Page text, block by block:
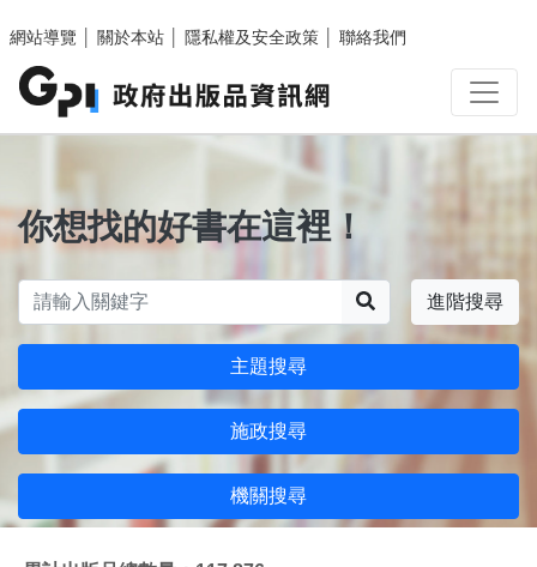
網站導覽
關於本站 隱私權及安全政策 聯絡我們
你想找的好書在這裡！
進階搜尋
主題搜尋
施政搜尋
機關搜尋
施政搜尋結果頁面